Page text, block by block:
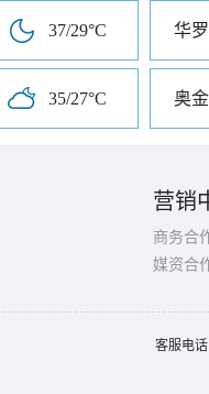
37/29°C 华
35/27°C 奥
营销
商务合
媒资合
客服电